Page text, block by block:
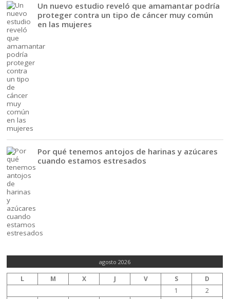
Un nuevo estudio reveló que amamantar podría
proteger contra un tipo de cáncer muy común
en las mujeres
Por qué tenemos antojos de harinas y azúcares
cuando estamos estresados
agosto 2026
L M X J V S
D
1
2